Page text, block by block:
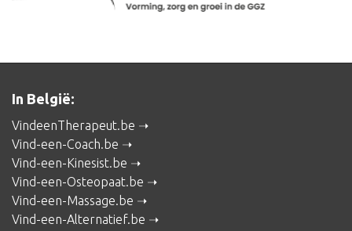
In België:
VindeenTherapeut.be
Vind-een-Coach.be
Vind-een-Kinesist.be
Vind-een-Osteopaat.be
Vind-een-Massage.be
Vind-een-Alternatief.be